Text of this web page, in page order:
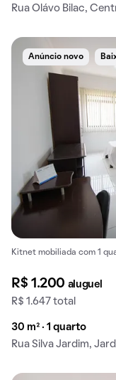
Rua Olávo Bilac,
Anúncio novo
Kitnet mobiliada com 1
R$ 1.200 aluguel
R$ 1.647 total
30 m² · 1 quarto
Rua Silva Jardim,